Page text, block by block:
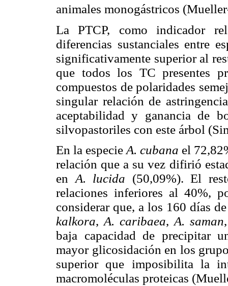
animales monogástricos
La PTCP, como indicador
diferencias sustanciales entre
significativamente superior al
que todos los TC presentes
compuestos de polaridades
singular relación de
aceptabilidad y ganancia de
silvopastoriles con este árbol
En la especie A. cubana el
relación que a su vez difirió
en A. lucida (50,09%). El
relaciones inferiores al 40%,
considerar que, a los 160 días
kalkora,A. caribaea,A. saman
baja capacidad de precipitar
mayor glicosidación en los
superior que imposibilita la
macromoléculas proteicas